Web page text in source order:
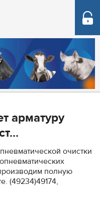
арматуру
очистки
полную
(49234)49174,